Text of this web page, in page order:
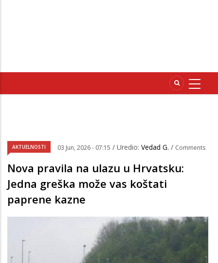
AKTUELNOSTI 03 Jun, 2026 - 07:15 / Uredio: Vedad G. / Comments
Nova pravila na ulazu u Hrvatsku:
Jedna greška može vas koštati
paprene kazne